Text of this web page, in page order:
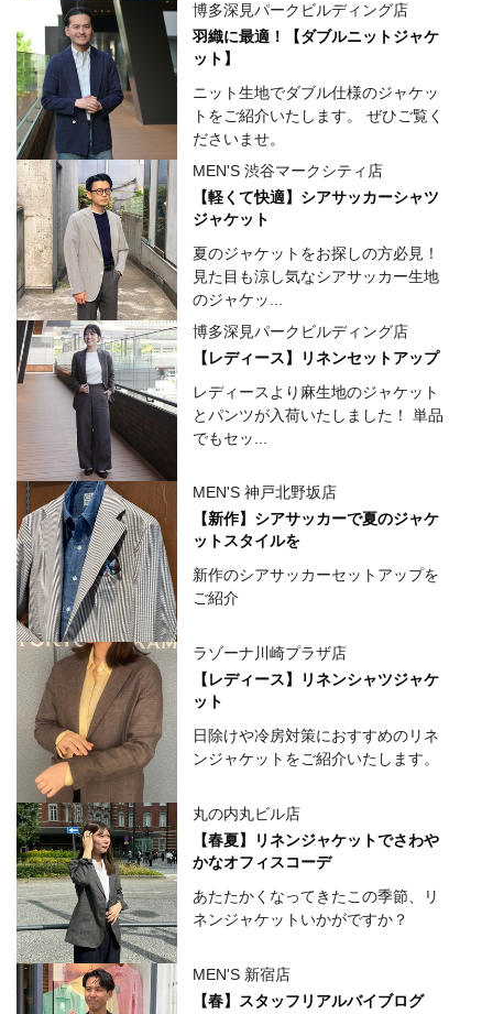
博多深見パークビルディング店
羽織に最適！【ダブルニットジャケ
ット】
ニット生地でダブル仕様のジャケッ
トをご紹介いたします。 ぜひご覧く
ださいませ。
MEN'S 渋谷マークシティ店
【軽くて快適】シアサッカーシャツ
ジャケット
夏のジャケットをお探しの方必見！
見た目も涼し気なシアサッカー生地
のジャケッ...
博多深見パークビルディング店
【レディース】リネンセットアップ
レディースより麻生地のジャケット
とパンツが入荷いたしました！ 単品
でもセッ...
MEN'S 神戸北野坂店
【新作】シアサッカーで夏のジャケ
ットスタイルを
新作のシアサッカーセットアップを
ご紹介
ラゾーナ川崎プラザ店
【レディース】リネンシャツジャケ
ット
日除けや冷房対策におすすめのリネ
ンジャケットをご紹介いたします。
丸の内丸ビル店
【春夏】リネンジャケットでさわや
かなオフィスコーデ
あたたかくなってきたこの季節、リ
ネンジャケットいかがですか？
MEN'S 新宿店
【春】スタッフリアルバイブログ